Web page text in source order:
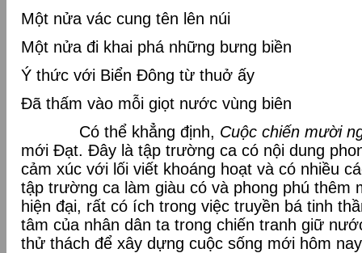
Một nửa vác cung tên lên núi
Một nửa đi khai phá những bưng biền
Ý thức với Biển Đông từ thuở ấy
Đã thấm vào mỗi giọt nước vùng biên
Có thể khẳng định, Cuộc chiến mười
mới Đạt. Đây là tập trường ca có nội dung
cảm xúc với lối viết khoáng hoạt và có nhiều
tập trường ca làm giàu có và phong phú thêm
hiện đại, rất có ích trong việc truyền bá tinh
tâm của nhân dân ta trong chiến tranh giữ
thử thách để xây dựng cuộc sống mới hôm